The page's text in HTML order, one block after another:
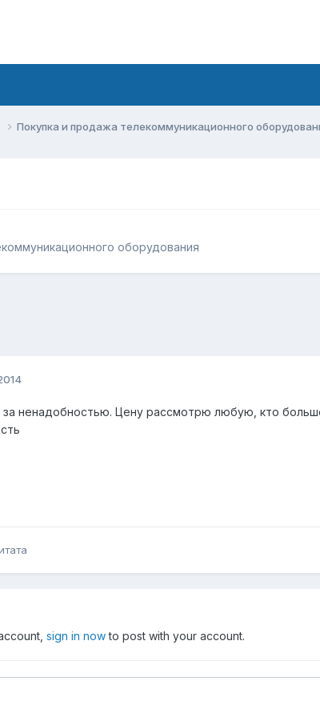
Покупка и продажа телекоммуникационного
оборудования
ненадобностью. Цену рассмотрю любую, кто
sign in nowto post with your account.